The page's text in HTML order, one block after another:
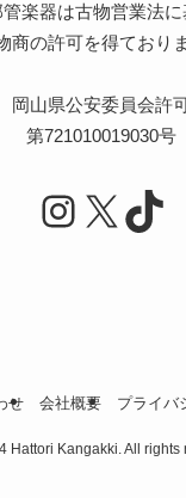
管楽器は古物営業法に
商の許可を得ており
岡山県公安委員会許
第721010019030号
X
せ 会社概要 プライバ
Hattori Kangakki. All rights